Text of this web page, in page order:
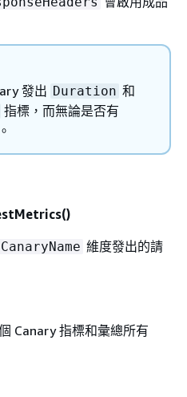
發出 Duration 和
指標，而無論是否有
CanaryName 維度發出的請
Canary 指標和彙總所有